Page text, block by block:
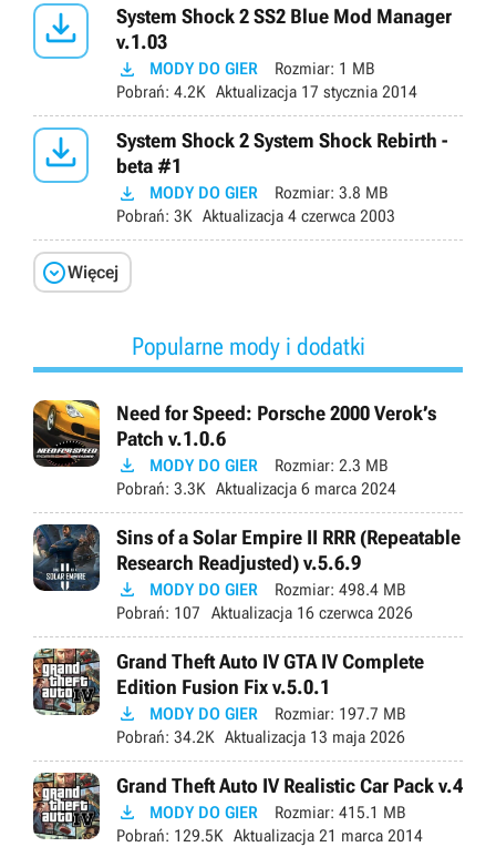

System Shock 2 SS2 Blue Mod Manager
v.1.03
 MODY DO GIER Rozmiar: 1 MB
Pobrań: 4.2K Aktualizacja 17 stycznia 2014

System Shock 2 System Shock Rebirth -
beta #1
 MODY DO GIER Rozmiar: 3.8 MB
Pobrań: 3K Aktualizacja 4 czerwca 2003
Więcej
Popularne mody i dodatki
Need for Speed: Porsche 2000 Verok’s
Patch v.1.0.6
 MODY DO GIER Rozmiar: 2.3 MB
Pobrań: 3.3K Aktualizacja 6 marca 2024
Sins of a Solar Empire II RRR (Repeatable
Research Readjusted) v.5.6.9
 MODY DO GIER Rozmiar: 498.4 MB
Pobrań: 107 Aktualizacja 16 czerwca 2026
Grand Theft Auto IV GTA IV Complete
Edition Fusion Fix v.5.0.1
 MODY DO GIER Rozmiar: 197.7 MB
Pobrań: 34.2K Aktualizacja 13 maja 2026
Grand Theft Auto IV Realistic Car Pack v.4
 MODY DO GIER Rozmiar: 415.1 MB
Pobrań: 129.5K Aktualizacja 21 marca 2014